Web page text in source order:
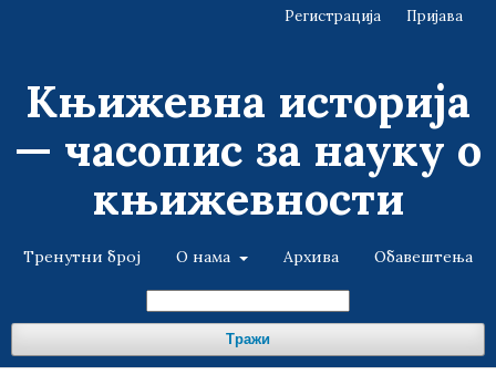
Књижевна историја
— часопис за науку о
књижевности
Тренутни број О нама Архива Обавештења
Тражи
Регистрација Пријава